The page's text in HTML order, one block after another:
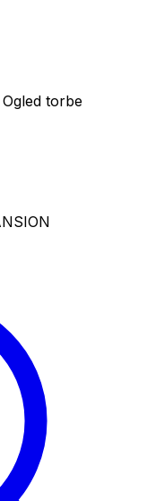
torbe